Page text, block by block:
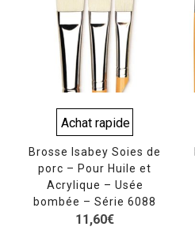
Achat rapide
Brosse Isabey Soies de
porc – Pour Huile et
Acrylique – Usée
bombée – Série 6088
11,60€